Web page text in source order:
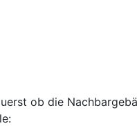
ob die